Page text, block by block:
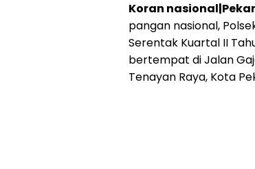
Koran
pangan nasional,
Serentak Kuartal II
bertempat di Jalan
Tenayan Raya, Kota